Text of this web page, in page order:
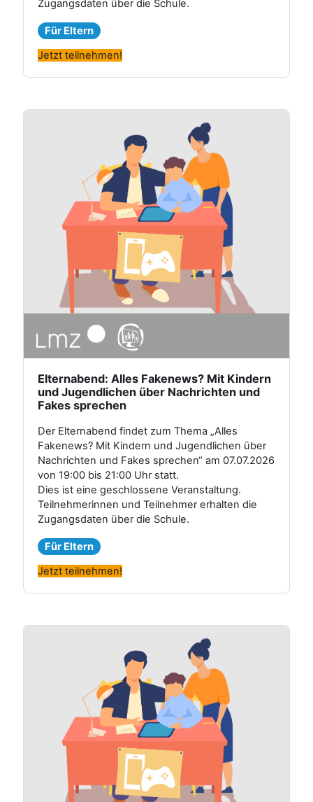
Zugangsdaten über die Schule.
Für Eltern
Jetzt teilnehmen!
Elternabend: Alles Fakenews? Mit Kindern
und Jugendlichen über Nachrichten und
Fakes sprechen
Der Elternabend findet zum Thema „Alles
Fakenews? Mit Kindern und Jugendlichen über
Nachrichten und Fakes sprechen“ am 07.07.2026
von 19:00 bis 21:00 Uhr statt.
Dies ist eine geschlossene Veranstaltung.
Teilnehmerinnen und Teilnehmer erhalten die
Zugangsdaten über die Schule.
Für Eltern
Jetzt teilnehmen!